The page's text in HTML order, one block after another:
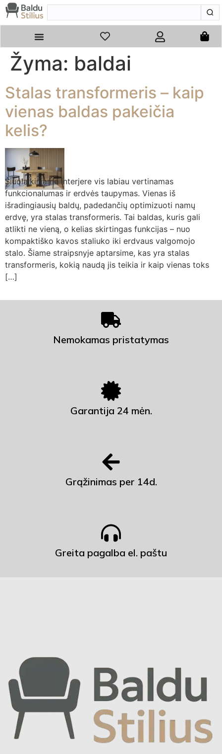
Žyma: baldai
Stalas transformeris – kaip
vienas baldas pakeičia
kelis?
Šiuolaikiniame interjere vis labiau vertinamas
funkcionalumas ir erdvės taupymas. Vienas iš
išradingiausių baldų, padedančių optimizuoti namų
erdvę, yra stalas transformeris. Tai baldas, kuris gali
atlikti ne vieną, o kelias skirtingas funkcijas – nuo
kompaktiško kavos staliuko iki erdvaus valgomojo
stalo. Šiame straipsnyje aptarsime, kas yra stalas
transformeris, kokią naudą jis teikia ir kaip vienas toks
[…]
Nemokamas pristatymas
Garantija 24 mėn.
Grąžinimas per 14d.
Greita pagalba el. paštu